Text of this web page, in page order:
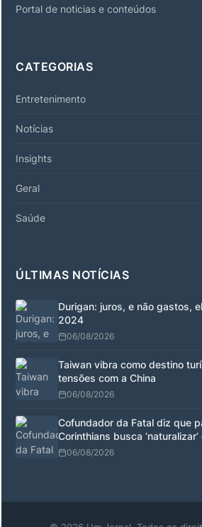
Portal de noticias e conteúdos
CATEGORIAS
Entretenimento
Notícias
Insights
Geral
Saúde
ÚLTIMAS NOTÍCIAS
Durigan: juros, e não gastos,
2024
06/08/2026
Taiwan vibra como destino
tensões com a China
06/08/2026
Cofundador da Fatal diz que
Corinthians busca
06/08/2026